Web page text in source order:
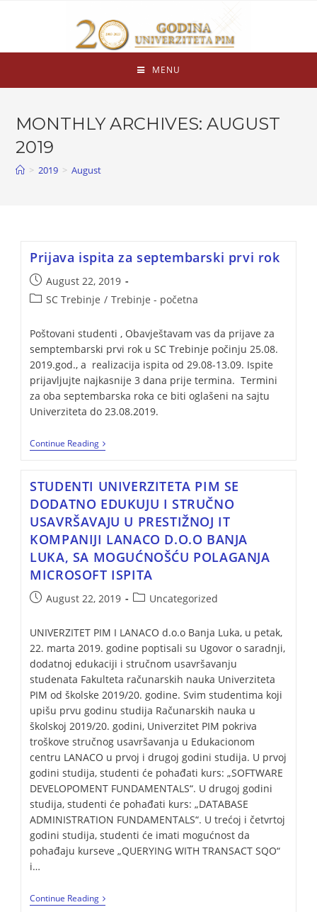
MENU
MONTHLY ARCHIVES: AUGUST
2019
> 2019 > August
Prijava ispita za septembarski prvi rok
August 22, 2019
SC Trebinje / Trebinje - početna
Poštovani studenti , Obavještavam vas da prijave za
semptembarski prvi rok u SC Trebinje počinju 25.08.
2019.god., a realizacija ispita od 29.08-13.09. Ispite
prijavljujte najkasnije 3 dana prije termina. Termini
za oba septembarska roka ce biti oglašeni na sajtu
Univerziteta do 23.08.2019.
Continue Reading
STUDENTI UNIVERZITETA PIM SE
DODATNO EDUKUJU I STRUČNO
USAVRŠAVAJU U PRESTIŽNOJ IT
KOMPANIJI LANACO D.O.O BANJA
LUKA, SA MOGUĆNOŠĆU POLAGANJA
MICROSOFT ISPITA
August 22, 2019 Uncategorized
UNIVERZITET PIM I LANACO d.o.o Banja Luka, u petak,
22. marta 2019. godine poptisali su Ugovor o saradnji,
dodatnoj edukaciji i stručnom usavršavanju
studenata Fakulteta računarskih nauka Univerziteta
PIM od školske 2019/20. godine. Svim studentima koji
upišu prvu godinu studija Računarskih nauka u
školskoj 2019/20. godini, Univerzitet PIM pokriva
troškove stručnog usavršavanja u Edukacionom
centru LANACO u prvoj i drugoj godini studija. U prvoj
godini studija, studenti će pohađati kurs: „SOFTWARE
DEVELOPOMENT FUNDAMENTALS“. U drugoj godini
studija, studenti će pohađati kurs: „DATABASE
ADMINISTRATION FUNDAMENTALS“. U trećoj i četvrtoj
godini studija, studenti će imati mogućnost da
pohađaju kurseve „QUERYING WITH TRANSACT SQO“
i…
Continue Reading